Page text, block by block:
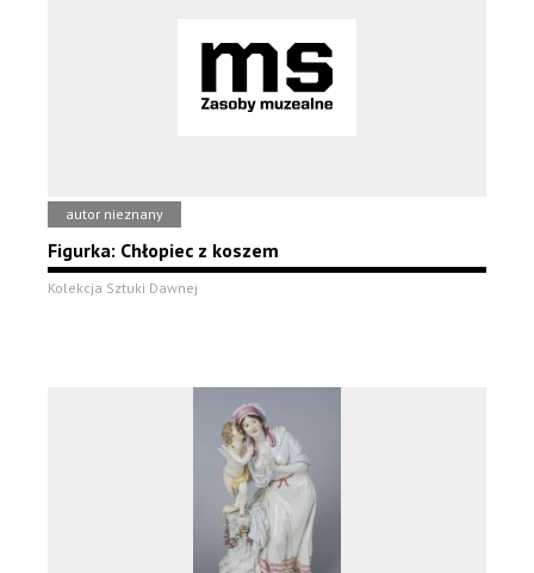
autor nieznany
Figurka: Chłopiec z koszem
Kolekcja Sztuki Dawnej